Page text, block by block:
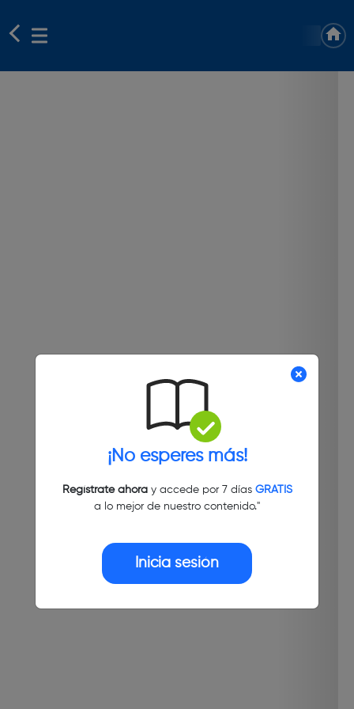
¡No esperes más!
Regístrate ahoray accede por 7 días GRATIS
a lo mejor de nuestro contenido."
Inicia sesión